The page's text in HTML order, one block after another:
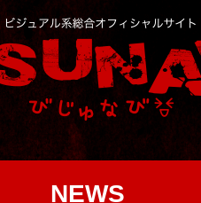
NEWS